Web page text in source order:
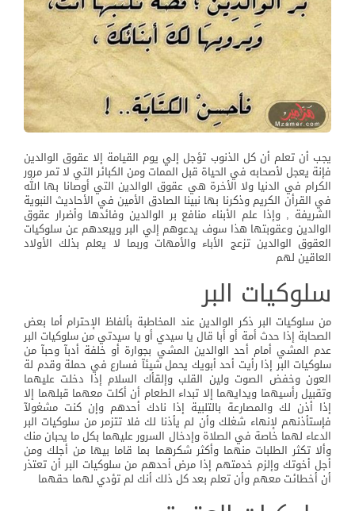
يجب أن تعلم أن كل الذنوب تؤجل إلي يوم القيامة إلا عقوق الوالدين
فإنة يعجل لأصحابه في الحياة قبل الممات ومن الكبائر التي لا تمر مرور
الكرام في الدنيا ولا الأخرة هي عقوق الوالدين التي أوصانا بها الله
في القرأن الكريم وذكرنا بها نبينا الصادق الأمين في الأحاديث النبوية
الشريفة , وإذا علم الأبناء منافع بر الوالدين وفائدها وأضرار عقوق
الوالدين وعقوبتها هذا سوف يدعوهم إلي البر ويبعدهم عن سلوكيات
العقوق الوالدين تزعج الأباء والأمهات وربما لا يعلم بذلك الأولاد
العاقين لهم
سلوكيات البر
من سلوكيات البر ذكر الوالدين عند المخاطبة بألفاظ الإحترام أما بعض
الصحابة إذا حدث أمة أو أبا قال يا سيدي أو يا سيدتي من سلوكيات البر
عدم المشي أمام أحد الوالدين المشي بجوارة أو خلفة أدبآ وحبآ من
سلوكيات البر إذا رأيت أحد أبويك يحمل شيئآ فسارع في حملة وقدم لة
العون وخفض الصوت ولين القلب وإلقأك السلام إذا دخلت عليهما
وتقبيل رأسيهما ويدايهما إلا تبداء الطعام أن أكلت معهما قبلهما إلا
إذا أذن لك والمصارعة بالتلبية إذا نادك أحدهم وإن كنت مشغولآ
فإستأذنهم لإنهاء شغلك وأن لم يأذنا لك فلا تتزمر من سلوكيات البر
الدعاء لهما خاصة في الصلاة وإدخال السرور عليهما بكل ما يحبان منك
وألا تكثر الطلبات منهما وأكثر شكرهما بما قاما بيها من أجلك ومن
أجل أخوتك وإلزم خدمتهم إذا مرض أحدهم من سلوكيات البر أن تعتذر
أن أخطائت معهم وأن تعلم بعد كل ذلك أنك لم تؤدي لهما حقهما